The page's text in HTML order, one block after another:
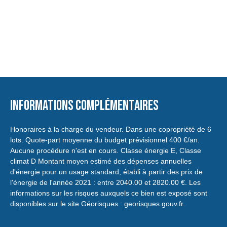
Informations complémentaires
Honoraires à la charge du vendeur. Dans une copropriété de 6
lots. Quote-part moyenne du budget prévisionnel 400 €/an.
Aucune procédure n'est en cours. Classe énergie E, Classe
climat D Montant moyen estimé des dépenses annuelles
d'énergie pour un usage standard, établi à partir des prix de
l'énergie de l'année 2021 : entre 2040.00 et 2820.00 €. Les
informations sur les risques auxquels ce bien est exposé sont
disponibles sur le site Géorisques : georisques.gouv.fr.